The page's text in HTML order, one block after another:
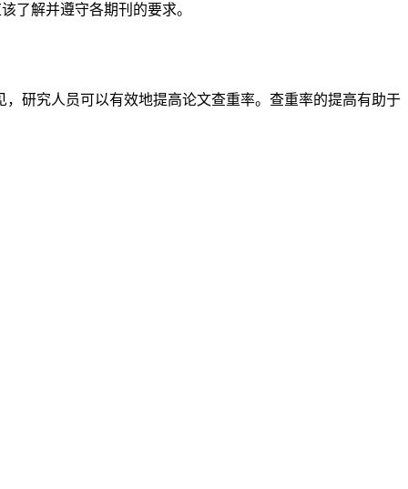
了解并遵守各期刊的要求。
研究人员可以有效地提高论文查重率。查重率的提高有助于